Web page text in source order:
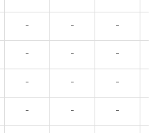
- - -
- - -
- - -
- - -